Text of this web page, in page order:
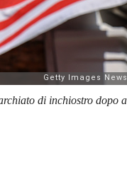
di inchiostro dopo